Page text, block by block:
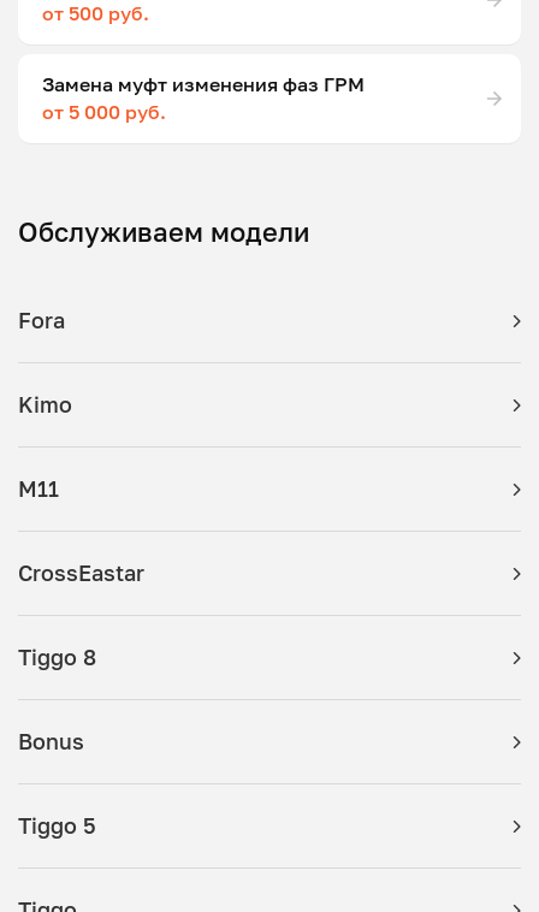
от 500 руб.
Замена муфт изменения фаз ГРМ
от 5 000 руб.
Обслуживаем модели
Fora
Kimo
M11
CrossEastar
Tiggo 8
Bonus
Tiggo 5